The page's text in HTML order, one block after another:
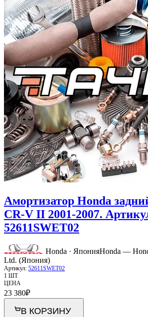
Амортизатор Honda
CR-V II 2001-2007.
52611SWET02
Honda · ЯпонияHonda —
Ltd. (Япония)
Артикул: 52611SWET02
1 ШТ
ЦЕНА
23 380₽
В КОРЗИНУ